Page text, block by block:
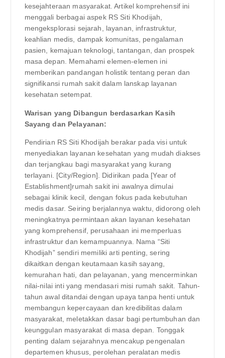
kesejahteraan masyarakat. Artikel komprehensif ini
menggali berbagai aspek RS Siti Khodijah,
mengeksplorasi sejarah, layanan, infrastruktur,
keahlian medis, dampak komunitas, pengalaman
pasien, kemajuan teknologi, tantangan, dan prospek
masa depan. Memahami elemen-elemen ini
memberikan pandangan holistik tentang peran dan
signifikansi rumah sakit dalam lanskap layanan
kesehatan setempat.
Warisan yang Dibangun berdasarkan Kasih
Sayang dan Pelayanan:
Pendirian RS Siti Khodijah berakar pada visi untuk
menyediakan layanan kesehatan yang mudah diakses
dan terjangkau bagi masyarakat yang kurang
terlayani. [City/Region]. Didirikan pada [Year of
Establishment]rumah sakit ini awalnya dimulai
sebagai klinik kecil, dengan fokus pada kebutuhan
medis dasar. Seiring berjalannya waktu, didorong oleh
meningkatnya permintaan akan layanan kesehatan
yang komprehensif, perusahaan ini memperluas
infrastruktur dan kemampuannya. Nama “Siti
Khodijah” sendiri memiliki arti penting, sering
dikaitkan dengan keutamaan kasih sayang,
kemurahan hati, dan pelayanan, yang mencerminkan
nilai-nilai inti yang mendasari misi rumah sakit. Tahun-
tahun awal ditandai dengan upaya tanpa henti untuk
membangun kepercayaan dan kredibilitas dalam
masyarakat, meletakkan dasar bagi pertumbuhan dan
keunggulan masyarakat di masa depan. Tonggak
penting dalam sejarahnya mencakup pengenalan
departemen khusus, perolehan peralatan medis